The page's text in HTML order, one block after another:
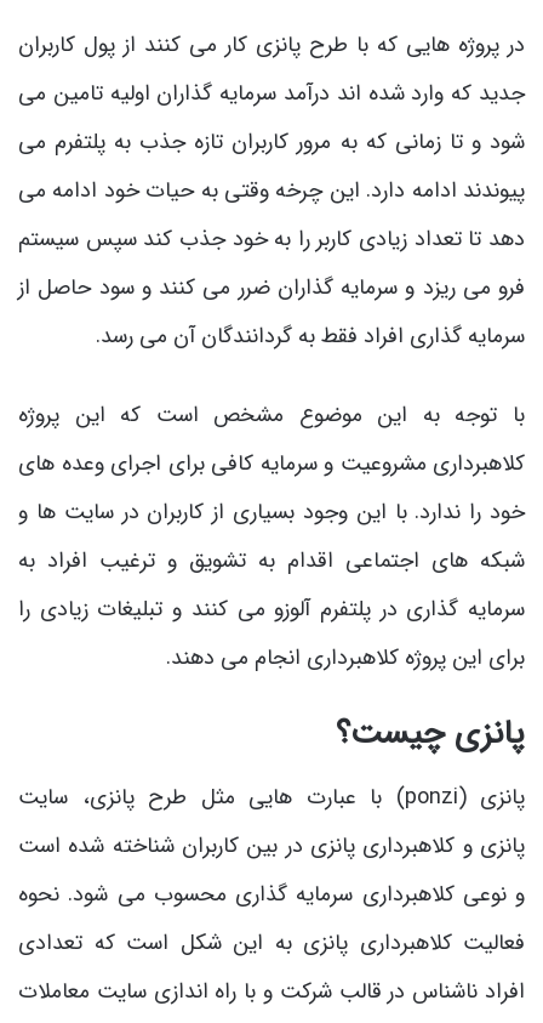
در پروژه هایی که با طرح پانزی کار می کنند از پول کاربران
جدید که وارد شده اند درآمد سرمایه گذاران اولیه تامین می
شود و تا زمانی که به مرور کاربران تازه جذب به پلتفرم می
پیوندند ادامه دارد. این چرخه وقتی به حیات خود ادامه می
دهد تا تعداد زیادی کاربر را به خود جذب کند سپس سیستم
فرو می ریزد و سرمایه گذاران ضرر می کنند و سود حاصل از
سرمایه گذاری افراد فقط به گردانندگان آن می رسد.
با توجه به این موضوع مشخص است که این پروژه
کلاهبرداری مشروعیت و سرمایه کافی برای اجرای وعده های
خود را ندارد. با این وجود بسیاری از کاربران در سایت ها و
شبکه های اجتماعی اقدام به تشویق و ترغیب افراد به
سرمایه گذاری در پلتفرم آلوزو می کنند و تبلیغات زیادی را
برای این پروژه کلاهبرداری انجام می دهند.
پانزی چیست؟
پانزی (ponzi) با عبارت هایی مثل طرح پانزی، سایت
پانزی و کلاهبرداری پانزی در بین کاربران شناخته شده است
و نوعی کلاهبرداری سرمایه گذاری محسوب می شود. نحوه
فعالیت کلاهبرداری پانزی به این شکل است که تعدادی
افراد ناشناس در قالب شرکت و با راه اندازی سایت معاملات